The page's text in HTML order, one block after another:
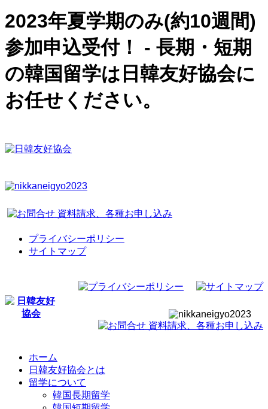
2023年夏学期のみ(約10週間)
参加申込受付！ - 長期・短期
の韓国留学は日韓友好協会に
お任せください。
プライバシーポリシー
サイトマップ
ホーム
日韓友好協会とは
留学について
韓国長期留学